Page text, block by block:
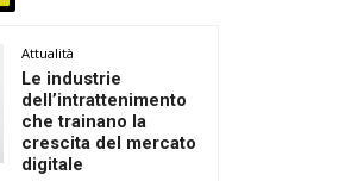
Attualità
Le industrie
dell’intrattenimento
che trainano la
crescita del mercato
digitale